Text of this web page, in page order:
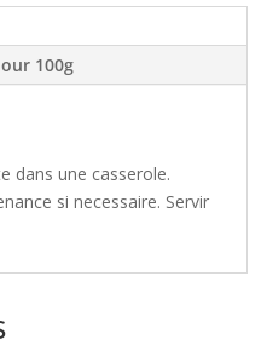
100g
dans une casserole.
si necessaire. Servir